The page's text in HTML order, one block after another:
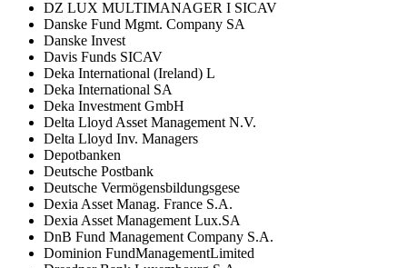
DZ LUX MULTIMANAGER I SICAV
Danske Fund Mgmt. Company SA
Danske Invest
Davis Funds SICAV
Deka International (Ireland) L
Deka International SA
Deka Investment GmbH
Delta Lloyd Asset Management N.V.
Delta Lloyd Inv. Managers
Depotbanken
Deutsche Postbank
Deutsche Vermögensbildungsgese
Dexia Asset Manag. France S.A.
Dexia Asset Management Lux.SA
DnB Fund Management Company S.A.
Dominion FundManagementLimited